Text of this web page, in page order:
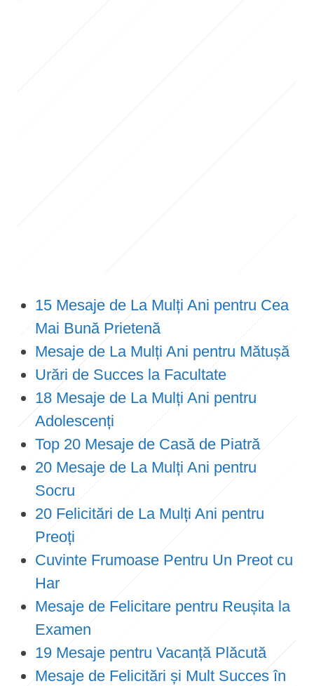
15 Mesaje de La Mulți Ani pentru Cea
Mai Bună Prietenă
Mesaje de La Mulți Ani pentru Mătușă
Urări de Succes la Facultate
18 Mesaje de La Mulți Ani pentru
Adolescenți
Top 20 Mesaje de Casă de Piatră
20 Mesaje de La Mulți Ani pentru
Socru
20 Felicitări de La Mulți Ani pentru
Preoți
Cuvinte Frumoase Pentru Un Preot cu
Har
Mesaje de Felicitare pentru Reușita la
Examen
19 Mesaje pentru Vacanță Plăcută
Mesaje de Felicitări și Mult Succes în